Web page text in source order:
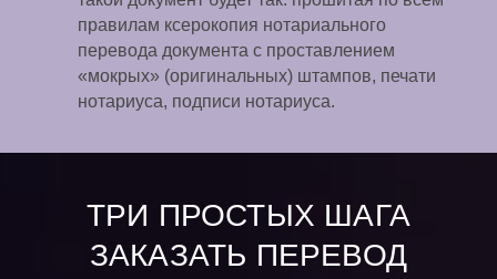
правилам ксерокопия нотариального
перевода документа с проставлением
«мокрых» (оригинальных) штампов, печати
нотариуса, подписи нотариуса.
ТРИ ПРОСТЫХ ШАГА
ЗАКАЗАТЬ ПЕРЕВОД